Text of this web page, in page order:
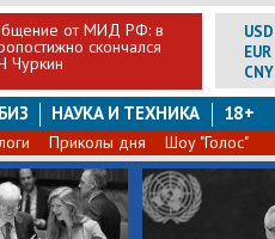
от МИД РФ: в
скончался
Чуркин
USD
EUR
CNY
НАУКА И ТЕХНИКА 18+
Приколы дня Шоу "Голос"